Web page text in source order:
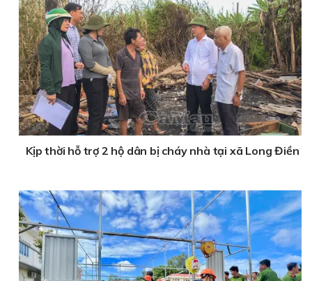
Kịp thời hỗ trợ 2 hộ dân bị cháy nhà tại xã Long Điền